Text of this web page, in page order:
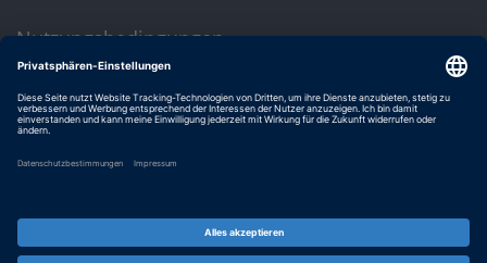
Nutzungsbedingungen
Impressum & Allgemeine Geschäftsbedingungen